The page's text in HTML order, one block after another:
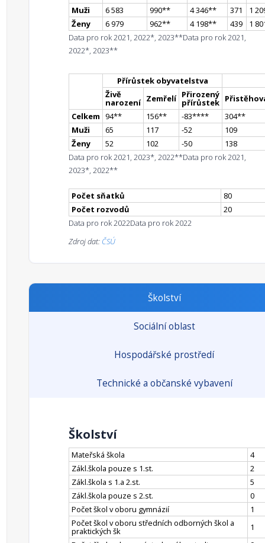
Muži
6 583 990** 4 346** 371
1
Ženy
6 979 962** 4 198** 439
1
Data pro rok 2021, 2022*, 2023**Data pro rok 2021,
2022*, 2023**
Přírůstek obyvatelstva
Živě
narození Zemřelí Přirozený
přírůstek
Celkem 94** 156** -83**** 304**
Muži
65 117 -52
109
Ženy
52 102 -50
138
Data pro rok 2021, 2023*, 2022**Data pro rok 2021,
2023*, 2022**
Počet sňatků
80
Počet rozvodů
20
Data pro rok 2022Data pro rok 2022
Zdroj dat: ČSÚ
Školství
Sociální oblast
Hospodářské prostředí
Technické a občanské vybavení
Školství
Mateřská škola
4
Zákl.škola pouze s 1.st.
2
Zákl.škola s 1.a 2.st.
5
Zákl.škola pouze s 2.st.
0
Počet škol v oboru gymnázií
1
Počet škol v oboru středních odborných škol a
praktických šk
1